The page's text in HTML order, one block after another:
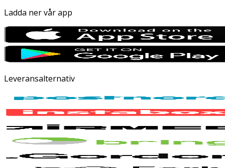
Ladda ner vår app
Leveransalternativ